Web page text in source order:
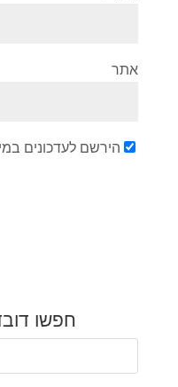
אתר
הירשם לעדכונים
חפשו